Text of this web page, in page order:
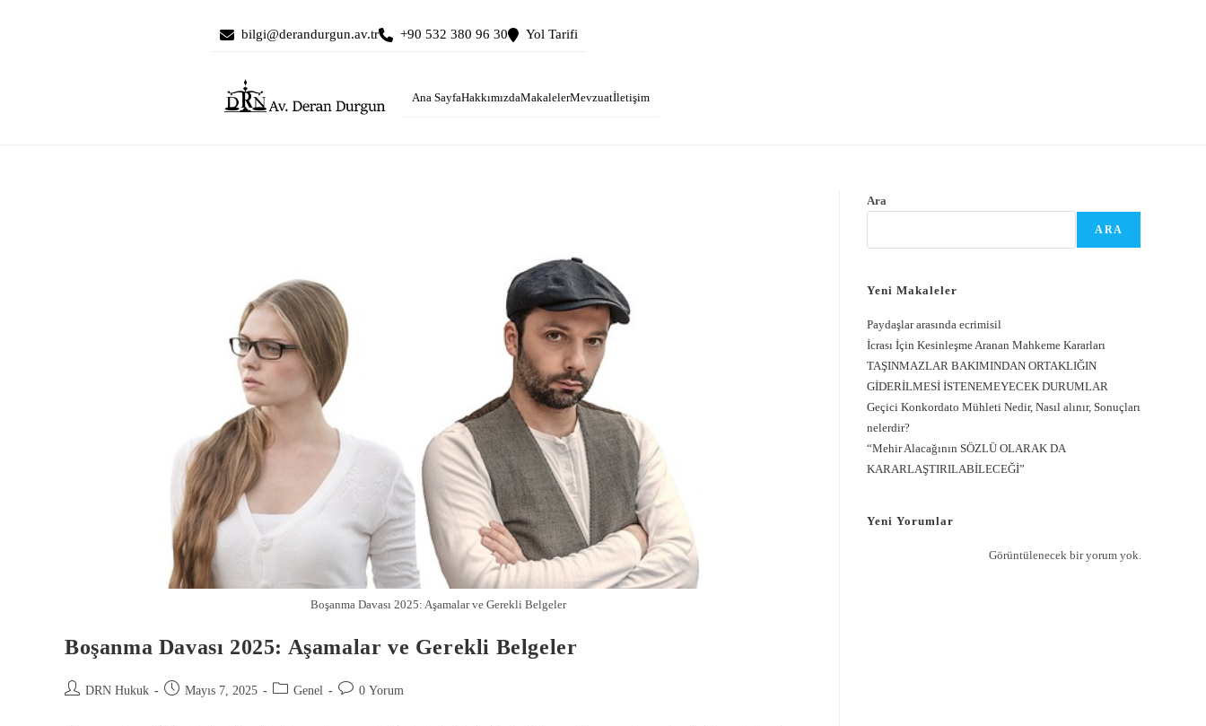
bilgi@derandurgun.av.tr +90 532 380 96 30 Yol Tarifi
Ana SayfaHakkımızdaMakalelerMevzuatİletişim
Boşanma Davası 2025: Aşamalar ve Gerekli Belgeler
Boşanma Davası 2025: Aşamalar ve Gerekli Belgeler
DRN Hukuk Mayıs 7, 2025 Genel 0 Yorum
Ara
ARA
Yeni Makaleler
Paydaşlar arasında ecrimisil
İcrası İçin Kesinleşme Aranan Mahkeme Kararları
TAŞINMAZLAR BAKIMINDAN ORTAKLIĞIN
GİDERİLMESİ İSTENEMEYECEK DURUMLAR
Geçici Konkordato Mühleti Nedir, Nasıl alınır, Sonuçları
nelerdir?
“Mehir Alacağının SÖZLÜ OLARAK DA
KARARLAŞTIRILABİLECEĞİ”
Yeni Yorumlar
Görüntülenecek bir yorum yok.